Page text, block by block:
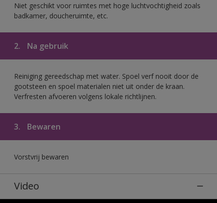
Niet geschikt voor ruimtes met hoge luchtvochtigheid zoals
badkamer, doucheruimte, etc.
2. Na gebruik
Reiniging gereedschap met water. Spoel verf nooit door de
gootsteen en spoel materialen niet uit onder de kraan.
Verfresten afvoeren volgens lokale richtlijnen.
3. Bewaren
Vorstvrij bewaren
Video